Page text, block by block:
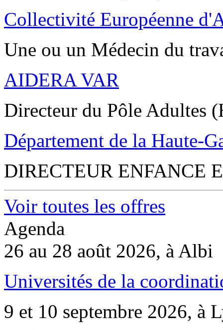
Collectivité Européenne
Une ou un Médecin du
AIDERA VAR
Directeur du Pôle Adultes
Département de la Haute-
DIRECTEUR ENFANCE
Voir toutes les offres
Agenda
26 au 28 août 2026, à Albi
Universités de la
9 et 10 septembre 2026, à